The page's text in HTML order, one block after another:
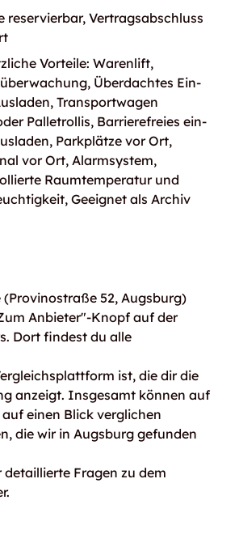
reservierbar, Vertragsabschluss
Vorteile: Warenlift,
Überdachtes Ein-
Transportwagen
Palletrollis, Barrierefreies ein-
Parkplätze vor Ort,
vor Ort, Alarmsystem,
Raumtemperatur und
Geeignet als Archiv
52, Augsburg)
Anbieter"-Knopf auf der
Dort findest du alle
ist, die dir die
anzeigt. Insgesamt können auf
einen Blick verglichen
die wir in Augsburg gefunden
Fragen zu dem